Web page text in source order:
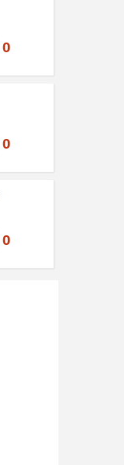
0
0
0